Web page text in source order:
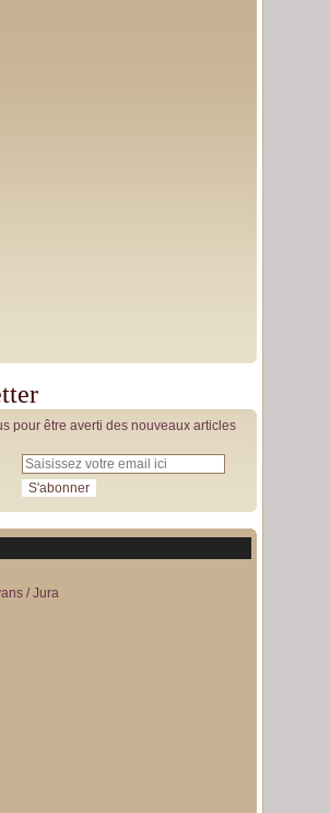
pour être averti des nouveaux articles
/ Jura